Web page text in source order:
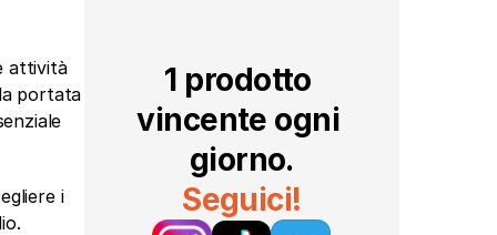
attività
portata
i
1 prodotto
vincente ogni
giorno.
Seguici!